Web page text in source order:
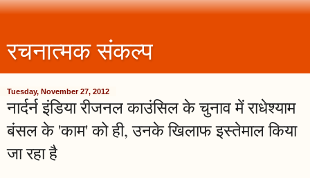
रचनात्मक संकल्प
Tuesday, November 27, 2012
नार्दर्न इंडिया रीजनल काउंसिल के चुनाव में राधेश्याम
बंसल के 'काम' को ही, उनके खिलाफ इस्तेमाल किया
जा रहा है